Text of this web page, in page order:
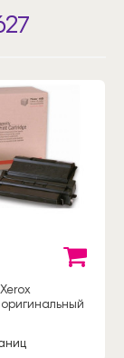
оригинальный